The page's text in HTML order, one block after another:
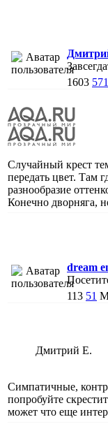
1603 571
Случайный крест
передать цвет. Там
разнообразие
Конечно дворняга,
dream
113 51
Дмитрий Е.
Симпатичные,
попробуйте
может что еще